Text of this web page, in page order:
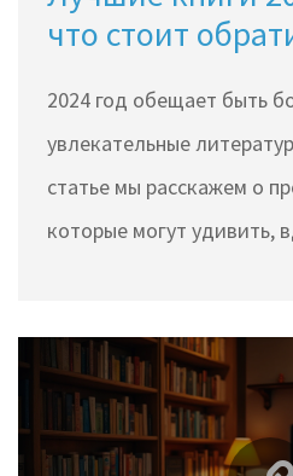
что стоит
2024 год обещает быть
увлекательные
статье мы расскажем о
которые могут удивить,
так и работы
покорить ваши сердца.
стоит добавить в свой